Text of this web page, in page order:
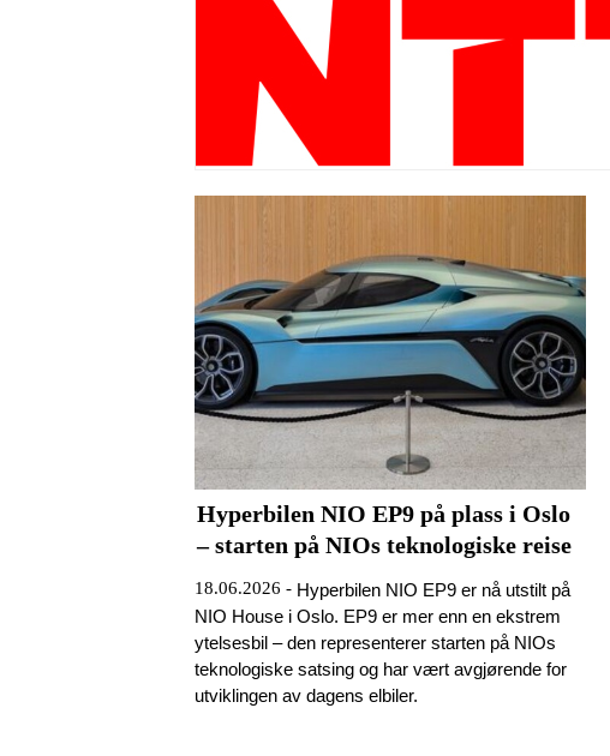
Hyperbilen NIO EP9 på plass i Oslo
– starten på NIOs teknologiske reise
18.06.2026 - Hyperbilen NIO EP9 er nå utstilt på
NIO House i Oslo. EP9 er mer enn en ekstrem
ytelsesbil – den representerer starten på NIOs
teknologiske satsing og har vært avgjørende for
utviklingen av dagens elbiler.